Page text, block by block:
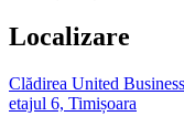
Localizare
Clădirea United
etajul 6, Timișoara